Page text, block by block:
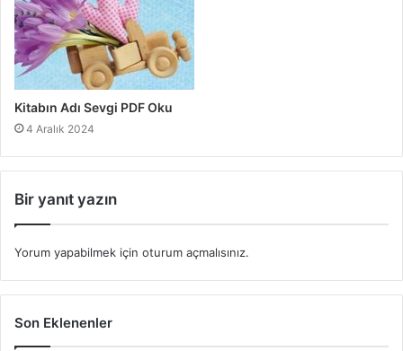
Kitabın Adı Sevgi PDF Oku
4 Aralık 2024
Bir yanıt yazın
Yorum yapabilmek için oturum açmalısınız.
Son Eklenenler